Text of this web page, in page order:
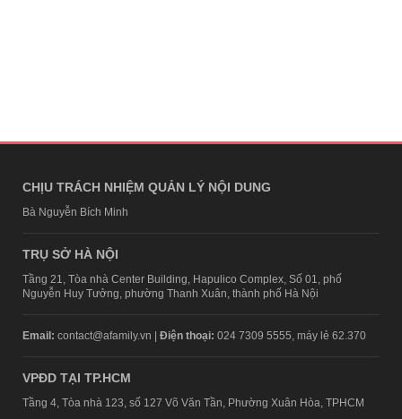
CHỊU TRÁCH NHIỆM QUẢN LÝ NỘI DUNG
Bà Nguyễn Bích Minh
TRỤ SỞ HÀ NỘI
Tầng 21, Tòa nhà Center Building, Hapulico Complex, Số 01, phố
Nguyễn Huy Tưởng, phường Thanh Xuân, thành phố Hà Nội
Email: contact@afamily.vn | Điện thoại: 024 7309 5555, máy lẻ 62.370
VPĐD TẠI TP.HCM
Tầng 4, Tòa nhà 123, số 127 Võ Văn Tần, Phường Xuân Hòa, TPHCM